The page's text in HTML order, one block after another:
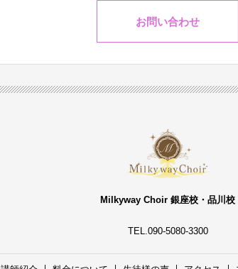
お問い合わせ
Milkyway Choir 銀座校・品川校
TEL.090-5080-3300